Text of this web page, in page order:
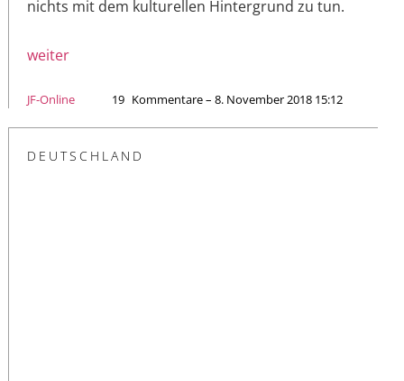
nichts mit dem kulturellen Hintergrund zu tun.
weiter
JF-Online 19 Kommentare – 8. November 2018 15:12
DEUTSCHLAND